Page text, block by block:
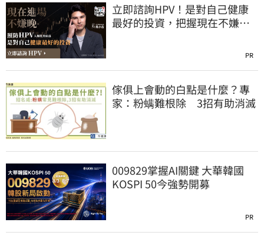
立即諮詢HPV！是對自己健康
最好的投資，把握現在不嫌
PR
傢俱上會動的白點是什麼？專
家：粉螨難根除 3招有助消滅
009829掌握AI關鍵 大華韓國
KOSPI 50今強勢開募
PR